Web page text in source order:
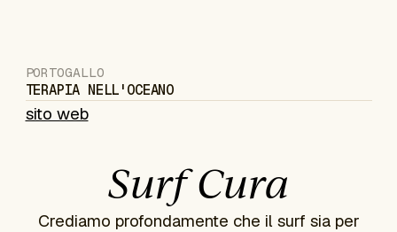
PORTOGALLO
TERAPIA NELL'OCEANO
sito web
Surf Cura
Crediamo profondamente che il surf sia per